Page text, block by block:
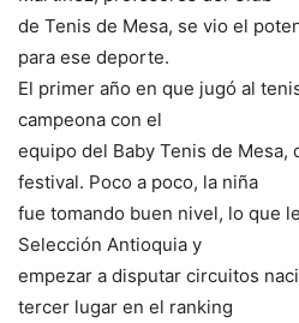
de Tenis de Mesa, se vio el
para ese deporte.
El primer año en que jugó al
campeona con el
equipo del Baby Tenis de Mesa,
festival. Poco a poco, la niña
fue tomando buen nivel, lo que
Selección Antioquia y
empezar a disputar circuitos
tercer lugar en el ranking